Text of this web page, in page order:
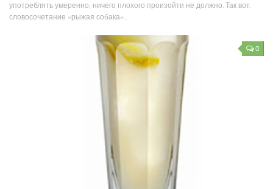
употреблять умеренно, ничего плохого произойти не должно. Так вот,
словосочетание «рыжая собака»...
0